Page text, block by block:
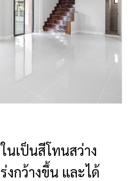
นเป็นสีโทนสว่าง
งกว้างขึ้น และได้